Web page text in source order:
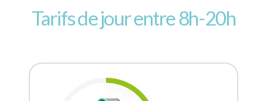
Tarifs de jour entre 8h-20h